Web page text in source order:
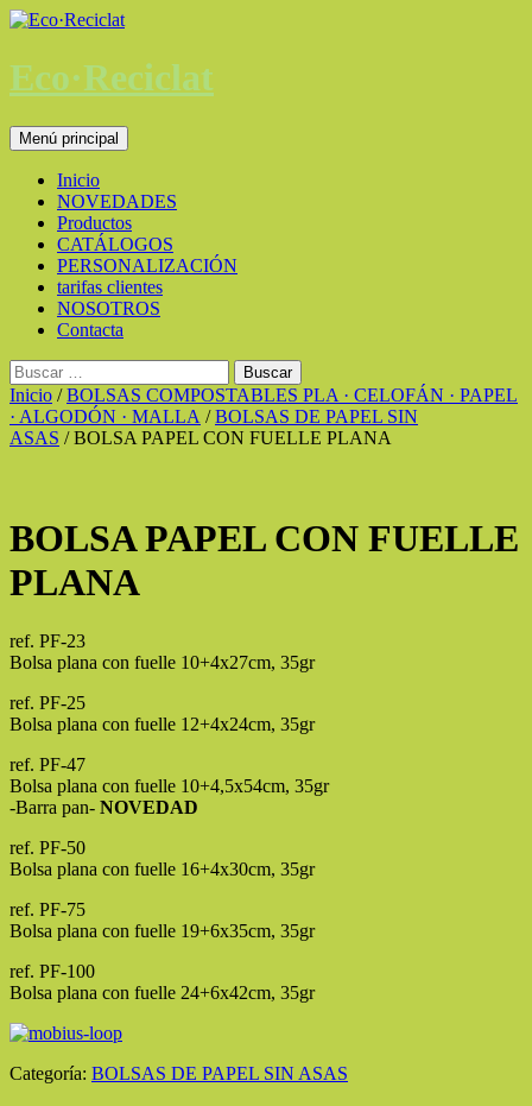
Saltar
contenido
Eco·Reciclat
Buscar
Menú principal
Inicio
NOVEDADES
Productos
CATÁLOGOS
PERSONALIZACIÓN
tarifas clientes
NOSOTROS
Contacta
Buscar:
Inicio /BOLSAS COMPOSTABLES PLA · CELOFÁN · PAPEL
· ALGODÓN · MALLA /BOLSAS DE PAPEL SIN
ASAS / BOLSA PAPEL CON FUELLE PLANA
BOLSA PAPEL CON FUELLE
PLANA
ref. PF-23
Bolsa plana con fuelle 10+4x27cm, 35gr
ref. PF-25
Bolsa plana con fuelle 12+4x24cm, 35gr
ref. PF-47
Bolsa plana con fuelle 10+4,5x54cm, 35gr
-Barra pan- NOVEDAD
ref. PF-50
Bolsa plana con fuelle 16+4x30cm, 35gr
ref. PF-75
Bolsa plana con fuelle 19+6x35cm, 35gr
ref. PF-100
Bolsa plana con fuelle 24+6x42cm, 35gr
Categoría: BOLSAS DE PAPEL SIN ASAS